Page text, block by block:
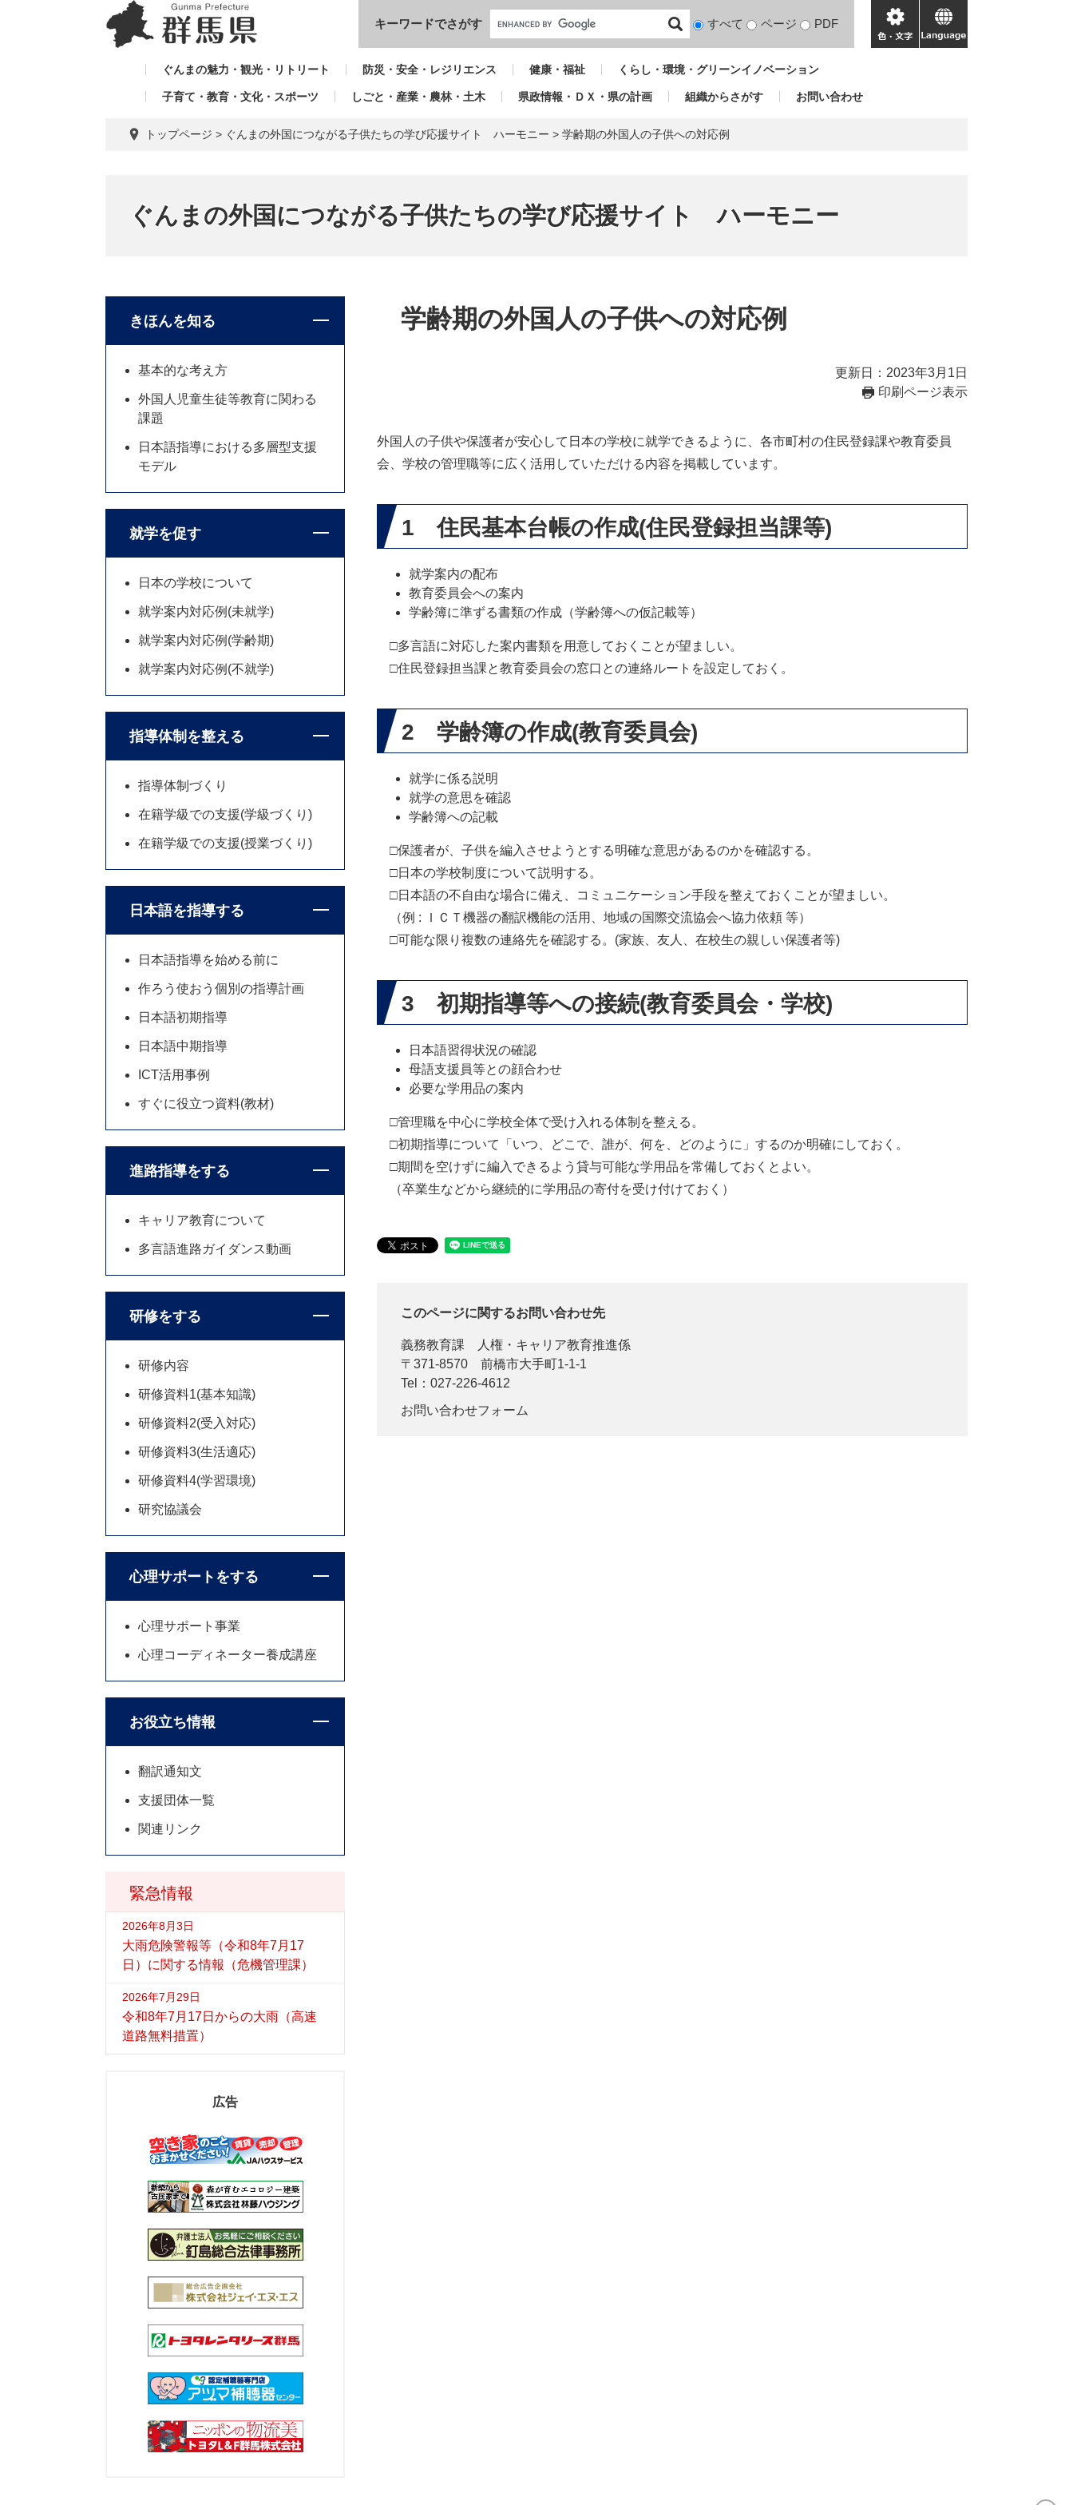
本文へ
キーワードでさがす
検
対
すべて ページ PDF
色・
文
language
ぐんまの魅力・観光・リトリート 防災・安全・レジリエンス 健康・福祉 くらし・環境・グリーンイノベーション
子育て・教育・文化・スポーツ しごと・産業・農林・土木 県政情報・ＤＸ・県の計画 組織からさがす お問い合わせ
トップページ > ぐんまの外国につながる子供たちの学び応援サイト ハーモニー > 学齢期の外国人の子供への対応例
ぐんまの外国につながる子供たちの学び応援サイト ハーモニー
学齢期の外国人の子供への対応例
更新日：2023年3月1日
印刷ページ表示
外国人の子供や保護者が安心して日本の学校に就学できるように、各市町村の住民登録課や教育委員
会、学校の管理職等に広く活用していただける内容を掲載しています。
1 住民基本台帳の作成(住民登録担当課等)
就学案内の配布
教育委員会への案内
学齢簿に準ずる書類の作成（学齢簿への仮記載等）
□多言語に対応した案内書類を用意しておくことが望ましい。
□住民登録担当課と教育委員会の窓口との連絡ルートを設定しておく。
2 学齢簿の作成(教育委員会)
就学に係る説明
就学の意思を確認
学齢簿への記載
□保護者が、子供を編入させようとする明確な意思があるのかを確認する。
□日本の学校制度について説明する。
□日本語の不自由な場合に備え、コミュニケーション手段を整えておくことが望ましい。
（例 : ＩＣＴ機器の翻訳機能の活用、地域の国際交流協会へ協力依頼 等）
□可能な限り複数の連絡先を確認する。(家族、友人、在校生の親しい保護者等)
3 初期指導等への接続(教育委員会・学校)
日本語習得状況の確認
母語支援員等との顔合わせ
必要な学用品の案内
□管理職を中心に学校全体で受け入れる体制を整える。
□初期指導について「いつ、どこで、誰が、何を、どのように」するのか明確にしておく。
□期間を空けずに編入できるよう貸与可能な学用品を常備しておくとよい。
（卒業生などから継続的に学用品の寄付を受け付けておく）
このページに関するお問い合わせ先
義務教育課
人権・キャリア教育推進係
〒371-8570
前橋市大手町1-1-1
Tel：027-226-4612
お問い合わせフォーム
緊急情報
2026年8月3日
大雨危険警報等（令和8年7月17
日）に関する情報（危機管理課）
2026年7月29日
令和8年7月17日からの大雨（高速
道路無料措置）
きほんを知る
基本的な考え方
外国人児童生徒等教育に関わる
課題
日本語指導における多層型支援
モデル
就学を促す
日本の学校について
就学案内対応例(未就学)
就学案内対応例(学齢期)
就学案内対応例(不就学)
指導体制を整える
指導体制づくり
在籍学級での支援(学級づくり)
在籍学級での支援(授業づくり)
日本語を指導する
日本語指導を始める前に
作ろう使おう個別の指導計画
日本語初期指導
日本語中期指導
ICT活用事例
すぐに役立つ資料(教材)
進路指導をする
キャリア教育について
多言語進路ガイダンス動画
研修をする
研修内容
研修資料1(基本知識)
研修資料2(受入対応)
研修資料3(生活適応)
研修資料4(学習環境)
研究協議会
心理サポートをする
心理サポート事業
心理コーディネーター養成講座
お役立ち情報
翻訳通知文
支援団体一覧
関連リンク
広告